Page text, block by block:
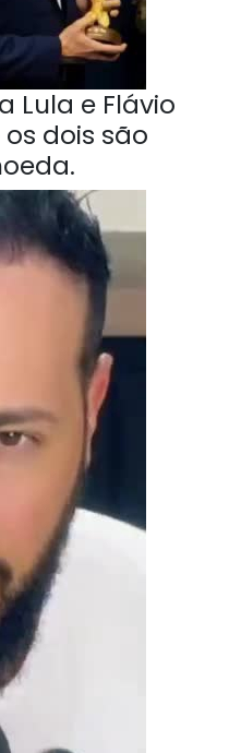
Lula e Flávio
dois são